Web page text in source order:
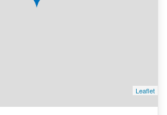
Leaflet